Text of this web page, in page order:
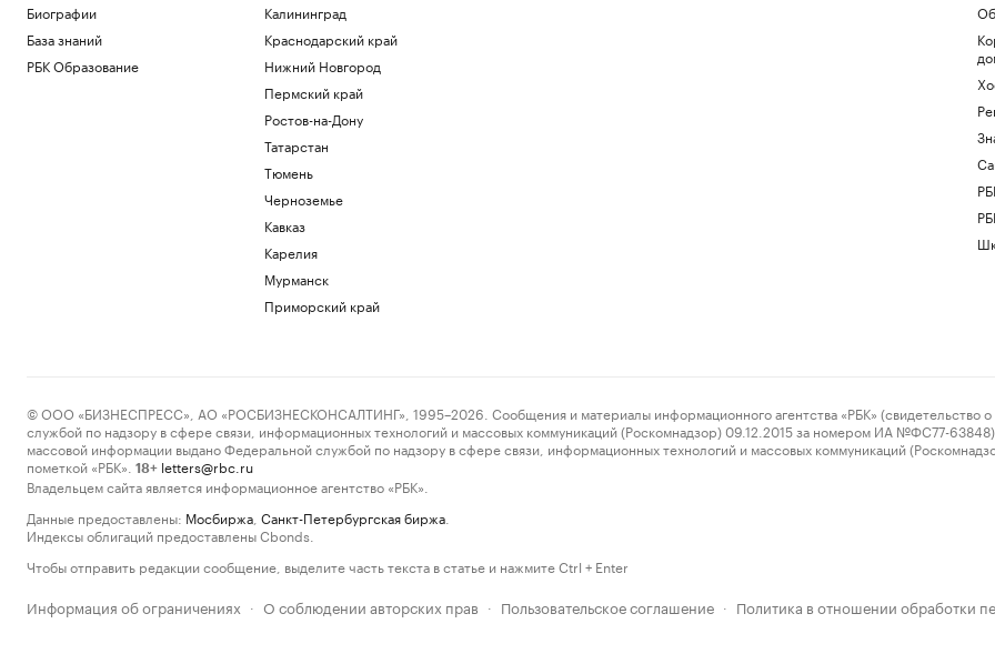
Политика
Загрузить еще
Биографии
База знаний
РБК Образование
Калининград
Краснодарский край
Нижний Новгород
Пермский край
Ростов-на-Дону
Татарстан
Тюмень
Черноземье
Кавказ
Карелия
Мурманск
Приморский край
© ООО «БИЗНЕСПРЕСС», АО «РОСБИЗНЕСКОНСАЛТИНГ», 1995–2026. Сообщения и материалы информационного агентства «РБК» (свидетельство о
службой по надзору в сфере связи, информационных технологий и массовых коммуникаций (Роскомнадзор) 09.12.2015 за номером ИА №ФС77-63848)
массовой информации выдано Федеральной службой по надзору в сфере связи, информационных технологий и массовых коммуникаций
пометкой «РБК».
18+ letters@rbc.ru
Владельцем сайта является информационное агентство «РБК».
Данные предоставлены: Мосбиржа Санкт-Петербургская биржа
Индексы облигаций предоставлены Cbonds.
Чтобы отправить редакции сообщение, выделите часть текста в статье и нажмите Ctrl + Enter
Информация об ограничениях · О соблюдении авторских прав · Пользовательское соглашение · Политика в отношении обработки